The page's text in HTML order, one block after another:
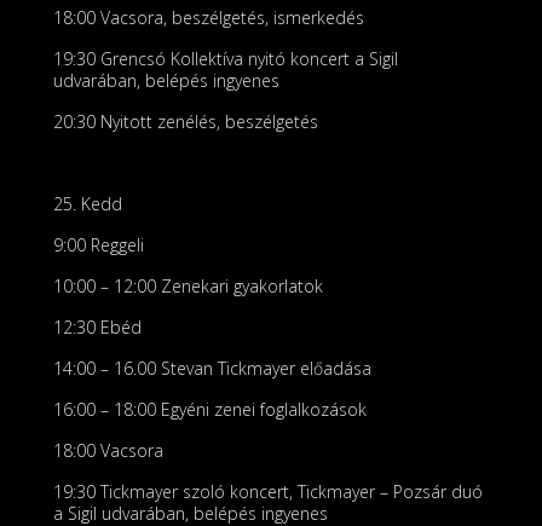
18:00 Vacsora, beszélgetés, ismerkedés
19:30 Grencsó Kollektíva nyitó koncert a Sigil
udvarában, belépés ingyenes
20:30 Nyitott zenélés, beszélgetés
25. Kedd
9:00 Reggeli
10:00 – 12:00 Zenekari gyakorlatok
12:30 Ebéd
14:00 – 16.00 Stevan Tickmayer előadása
16:00 – 18:00 Egyéni zenei foglalkozások
18:00 Vacsora
19:30 Tickmayer szoló koncert, Tickmayer – Pozsár duó
a Sigil udvarában, belépés ingyenes